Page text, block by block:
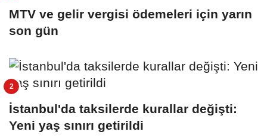
MTV ve gelir vergisi ödemeleri için yarın
son gün
İstanbul'da taksilerde kurallar değişti:
Yeni yaş sınırı getirildi